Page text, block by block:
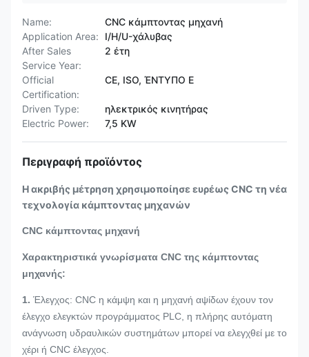
Name:
CNC κάμπτοντας μηχανή
Application Area:
I/H/U-χάλυβας
After Sales
Service Year:
2 έτη
Official
Certification:
CE, ISO, ΈΝΤΥΠΟ Ε
Driven Type:
ηλεκτρικός κινητήρας
Electric Power:
7,5 KW
Περιγραφή προϊόντος
Η ακριβής μέτρηση χρησιμοποίησε ευρέως CNC τη νέα
τεχνολογία κάμπτοντας μηχανών
CNC κάμπτοντας μηχανή
Χαρακτηριστικά γνωρίσματα CNC της κάμπτοντας
μηχανής:
1. Έλεγχος: CNC η κάμψη και η μηχανή αψίδων έχουν τον
έλεγχο ελεγκτών προγράμματος PLC, η πλήρης αυτόματη
ανάγνωση υδραυλικών συστημάτων μπορεί να ελεγχθεί με το
χέρι ή CNC έλεγχος.